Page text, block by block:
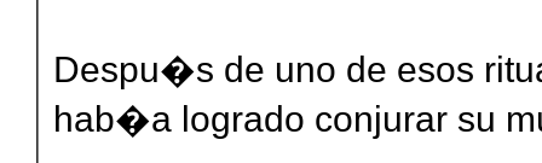
Despu�s de uno de esos
hab�a logrado conjurar su